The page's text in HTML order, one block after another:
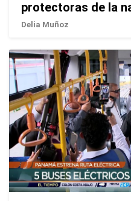
protectoras de la
Delia Muñoz